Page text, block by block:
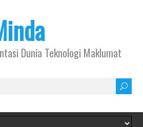
Dunia Teknologi Maklumat